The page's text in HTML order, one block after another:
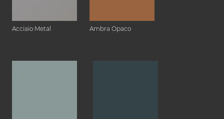
Acciaio Metal Ambra Opaco